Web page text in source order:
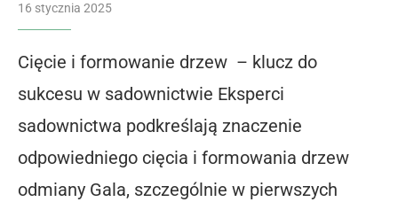
16 stycznia 2025
Cięcie i formowanie drzew – klucz do
sukcesu w sadownictwie Eksperci
sadownictwa podkreślają znaczenie
odpowiedniego cięcia i formowania drzew
odmiany Gala, szczególnie w pierwszych